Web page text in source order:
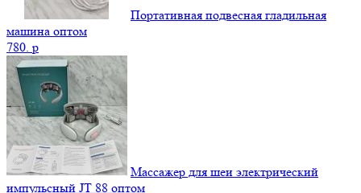
Портативная подвесная гладильная
машина оптом
780. p
Массажер для шеи электрический
импульсный JT 88 оптом